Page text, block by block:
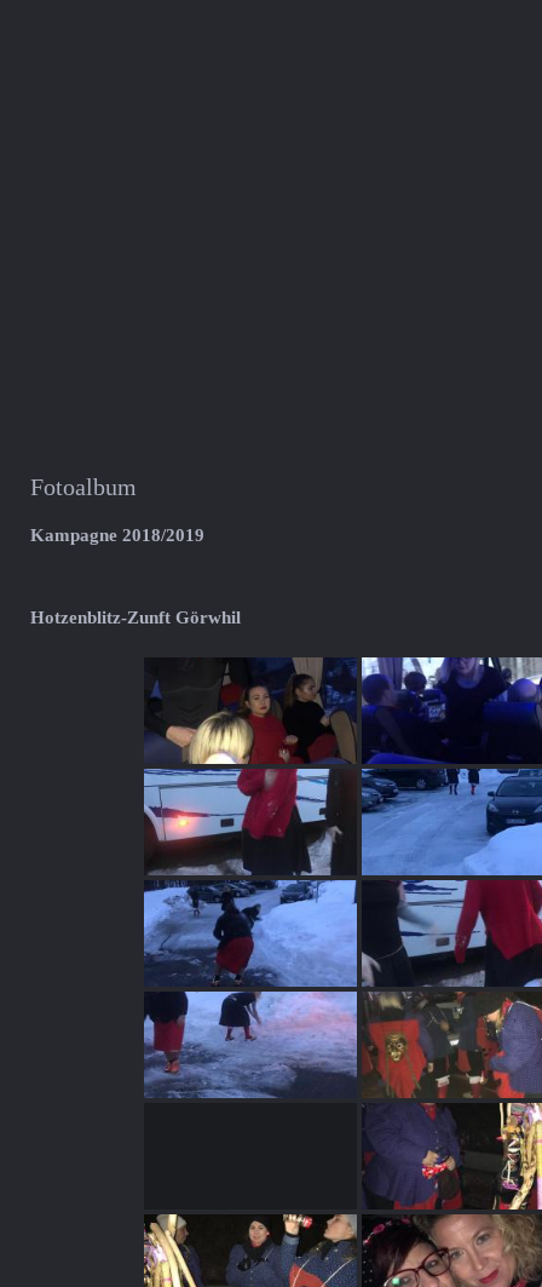
Fotoalbum
Kampagne 2018/2019
Hotzenblitz-Zunft Görwhil